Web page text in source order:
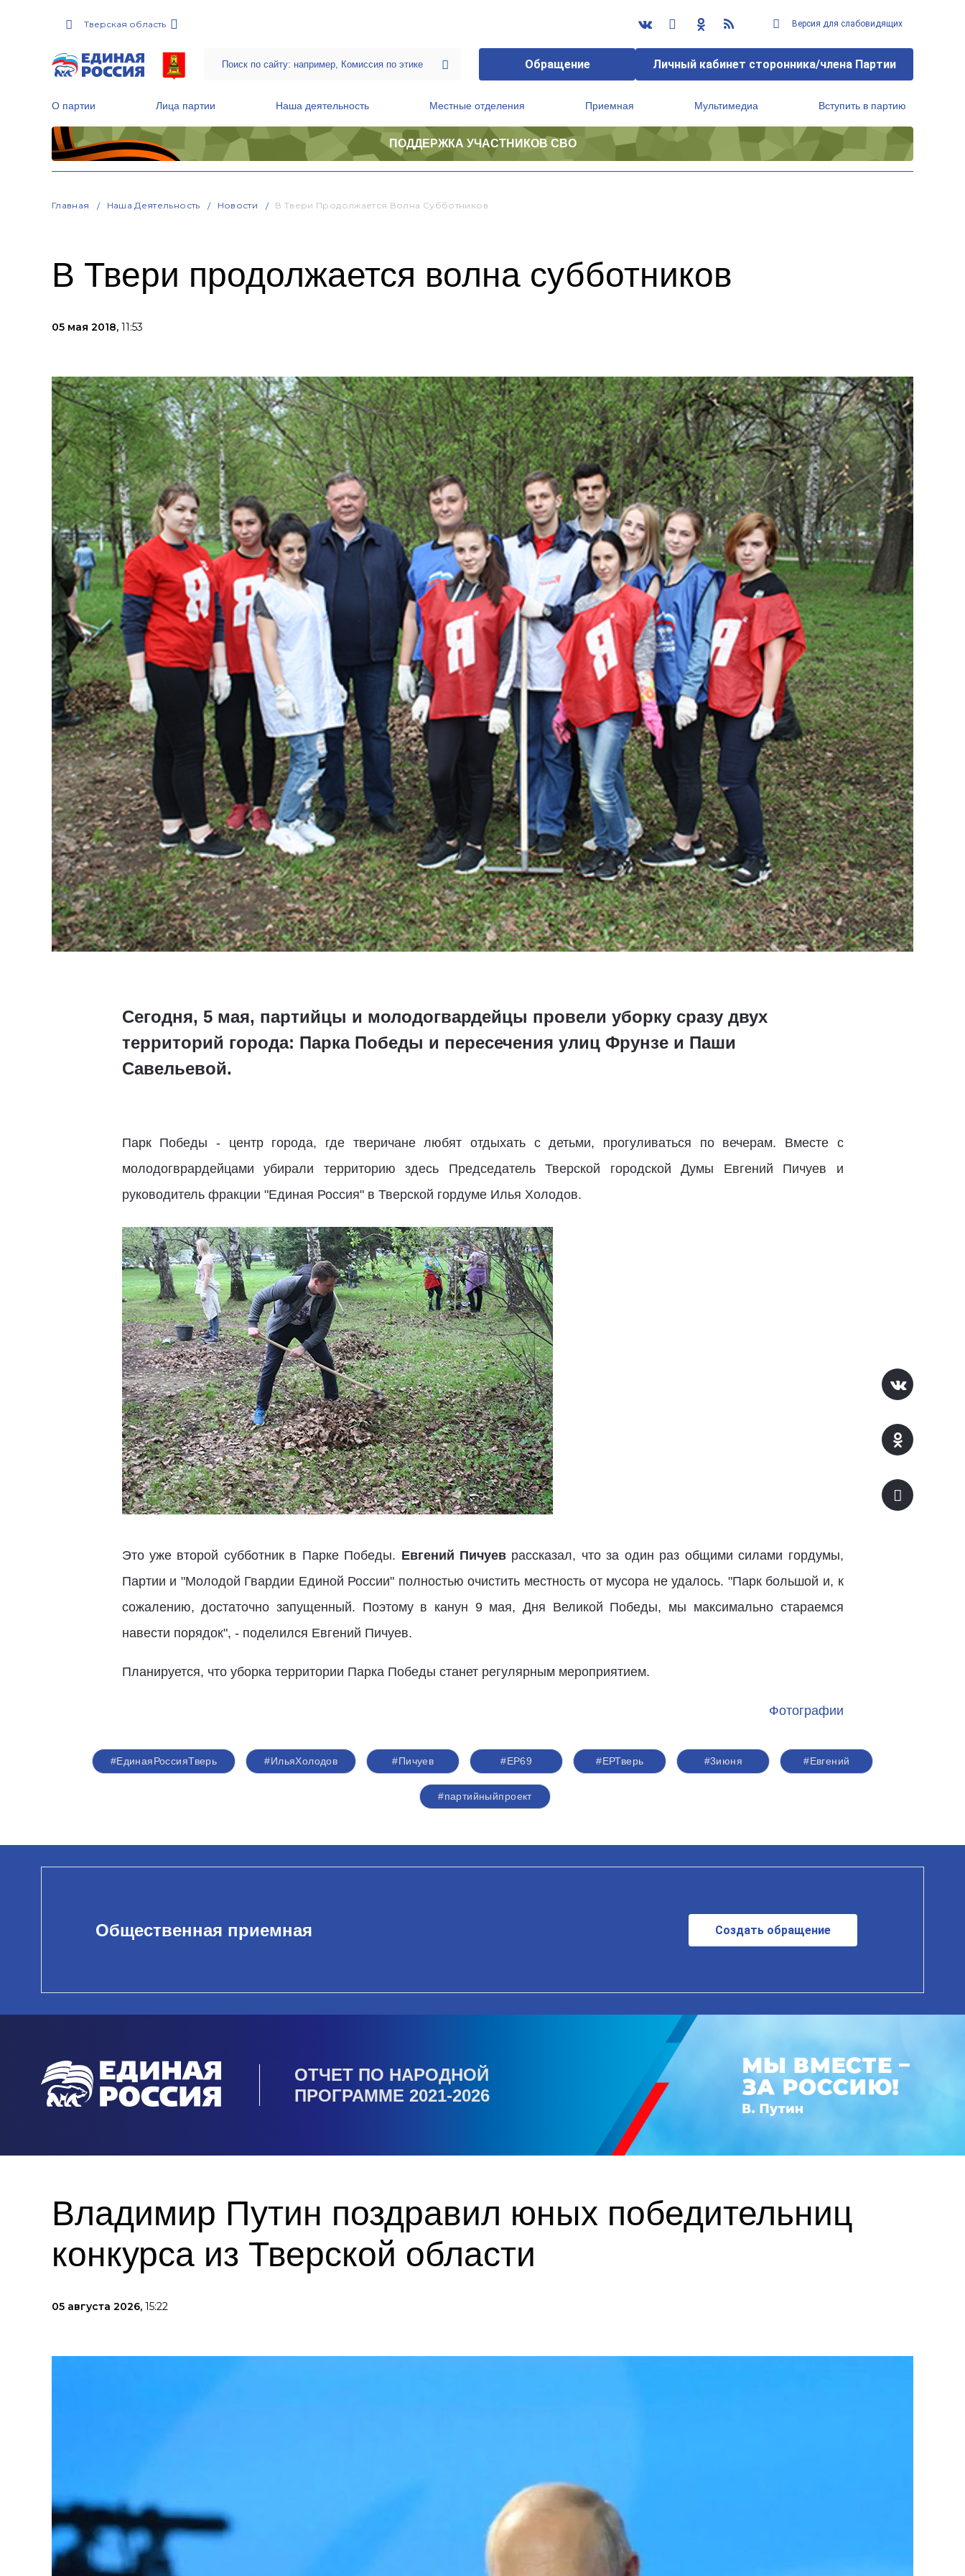
Тверская область Версия для слабовидящих
Обращение Личный кабинет сторонника/члена Партии
О партии Лица партии Наша деятельность Местные отделения Приемная Мультимедиа Вступить в партию
ПОДДЕРЖКА УЧАСТНИКОВ СВО
Главная Наша Деятельность Новости В Твери Продолжается Волна Субботников
В Твери продолжается волна субботников
05 мая 2018, 11:53
Сегодня, 5 мая, партийцы и молодогвардейцы провели уборку сразу двух
территорий города: Парка Победы и пересечения улиц Фрунзе и Паши
Савельевой.
Парк Победы - центр города, где тверичане любят отдыхать с детьми, прогуливаться по вечерам. Вместе с
молодогврардейцами убирали территорию здесь Председатель Тверской городской Думы Евгений Пичуев и
руководитель фракции "Единая Россия" в Тверской гордуме Илья Холодов.
Это уже второй субботник в Парке Победы. Евгений Пичуев рассказал, что за один раз общими силами гордумы,
Партии и "Молодой Гвардии Единой России" полностью очистить местность от мусора не удалось. "Парк большой и, к
сожалению, достаточно запущенный. Поэтому в канун 9 мая, Дня Великой Победы, мы максимально стараемся
навести порядок", - поделился Евгений Пичуев.
Планируется, что уборка территории Парка Победы станет регулярным мероприятием.
Фотографии
#ЕдинаяРоссияТверь #ИльяХолодов #Пичуев #ЕР69 #ЕРТверь #3июня #Евгений
#партийныйпроект
Общественная приемная Создать обращение
ОТЧЕТ ПО НАРОДНОЙ
ПРОГРАММЕ 2021-2026
Владимир Путин поздравил юных победительниц
конкурса из Тверской области
05 августа 2026, 15:22